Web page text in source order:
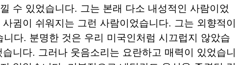
수 있었습니다. 그는 본래 다소 내성적인 사람이었
귐이 쉬워지는 그런 사람이었습니다. 그는 외향적이
니다. 분명한 것은 우리 미국인처럼 시끄럽지 않았습
니다. 그러나 웃음소리는 요란하고 매력이 있었습니